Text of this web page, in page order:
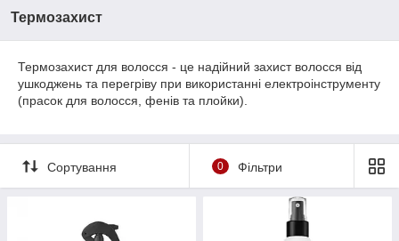
Термозахист
Термозахист для волосся - це надійний захист волосся від
ушкоджень та перегріву при використанні електроінструменту
(прасок для волосся, фенів та плойки).
Сортування 0 Фільтри